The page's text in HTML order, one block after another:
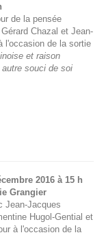
de la pensée
Chazal et Jean-
l'occasion de la sortie
et raison
autre souci de soi
2016 à 15 h
Grangier
Jean-Jacques
Hugol-Gential et
à l'occasion de la